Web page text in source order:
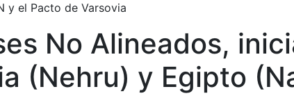
y el Pacto de Varsovia
No Alineados,
(Nehru) y Egipto